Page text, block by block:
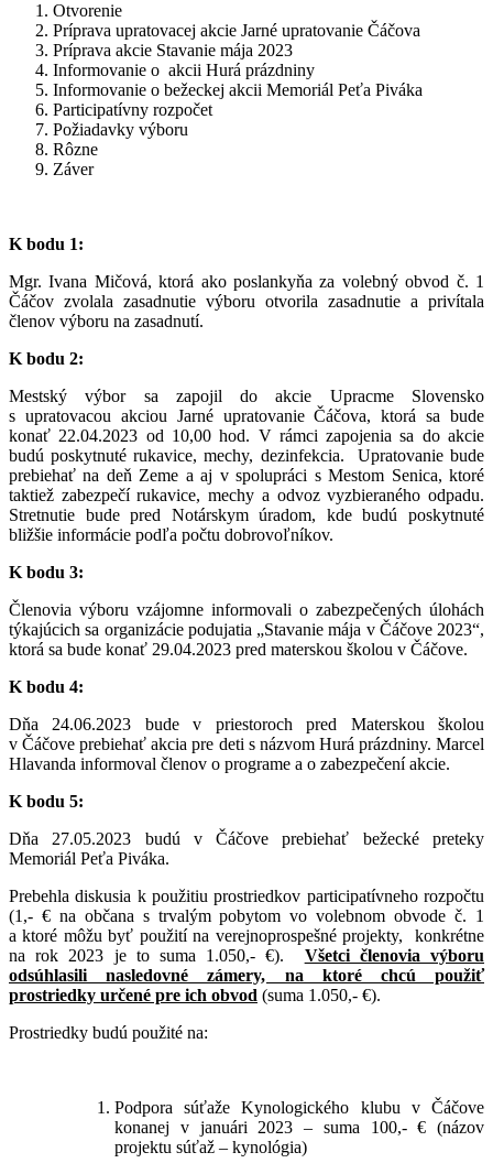
Otvorenie
Príprava upratovacej akcie Jarné upratovanie Čáčova
Príprava akcie Stavanie mája 2023
Informovanie o akcii Hurá prázdniny
Informovanie o bežeckej akcii Memoriál Peťa Piváka
Participatívny rozpočet
Požiadavky výboru
Rôzne
Záver
K bodu 1:
Mgr. Ivana Mičová, ktorá ako poslankyňa za volebný obvod č. 1
Čáčov zvolala zasadnutie výboru otvorila zasadnutie a privítala
členov výboru na zasadnutí.
K bodu 2:
Mestský výbor sa zapojil do akcie Upracme Slovensko
s upratovacou akciou Jarné upratovanie Čáčova, ktorá sa bude
konať 22.04.2023 od 10,00 hod. V rámci zapojenia sa do akcie
budú poskytnuté rukavice, mechy, dezinfekcia. Upratovanie bude
prebiehať na deň Zeme a aj v spolupráci s Mestom Senica, ktoré
taktiež zabezpečí rukavice, mechy a odvoz vyzbieraného odpadu.
Stretnutie bude pred Notárskym úradom, kde budú poskytnuté
bližšie informácie podľa počtu dobrovoľníkov.
K bodu 3:
Členovia výboru vzájomne informovali o zabezpečených úlohách
týkajúcich sa organizácie podujatia „Stavanie mája v Čáčove 2023“,
ktorá sa bude konať 29.04.2023 pred materskou školou v Čáčove.
K bodu 4:
Dňa 24.06.2023 bude v priestoroch pred Materskou školou
v Čáčove prebiehať akcia pre deti s názvom Hurá prázdniny. Marcel
Hlavanda informoval členov o programe a o zabezpečení akcie.
K bodu 5:
Dňa 27.05.2023 budú v Čáčove prebiehať bežecké preteky
Memoriál Peťa Piváka.
Prebehla diskusia k použitiu prostriedkov participatívneho rozpočtu
(1,- € na občana s trvalým pobytom vo volebnom obvode č. 1
a ktoré môžu byť použití na verejnoprospešné projekty, konkrétne
na rok 2023 je to suma 1.050,- €). Všetci členovia výboru
odsúhlasili nasledovné zámery, na ktoré chcú použiť
prostriedky určené pre ich obvod (suma 1.050,- €).
Prostriedky budú použité na:
Podpora súťaže Kynologického klubu v Čáčove
konanej v januári 2023 – suma 100,- € (názov
projektu súťaž – kynológia)